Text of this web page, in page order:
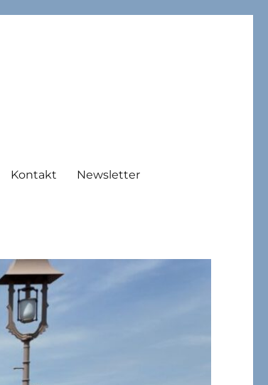
Kontakt Newsletter